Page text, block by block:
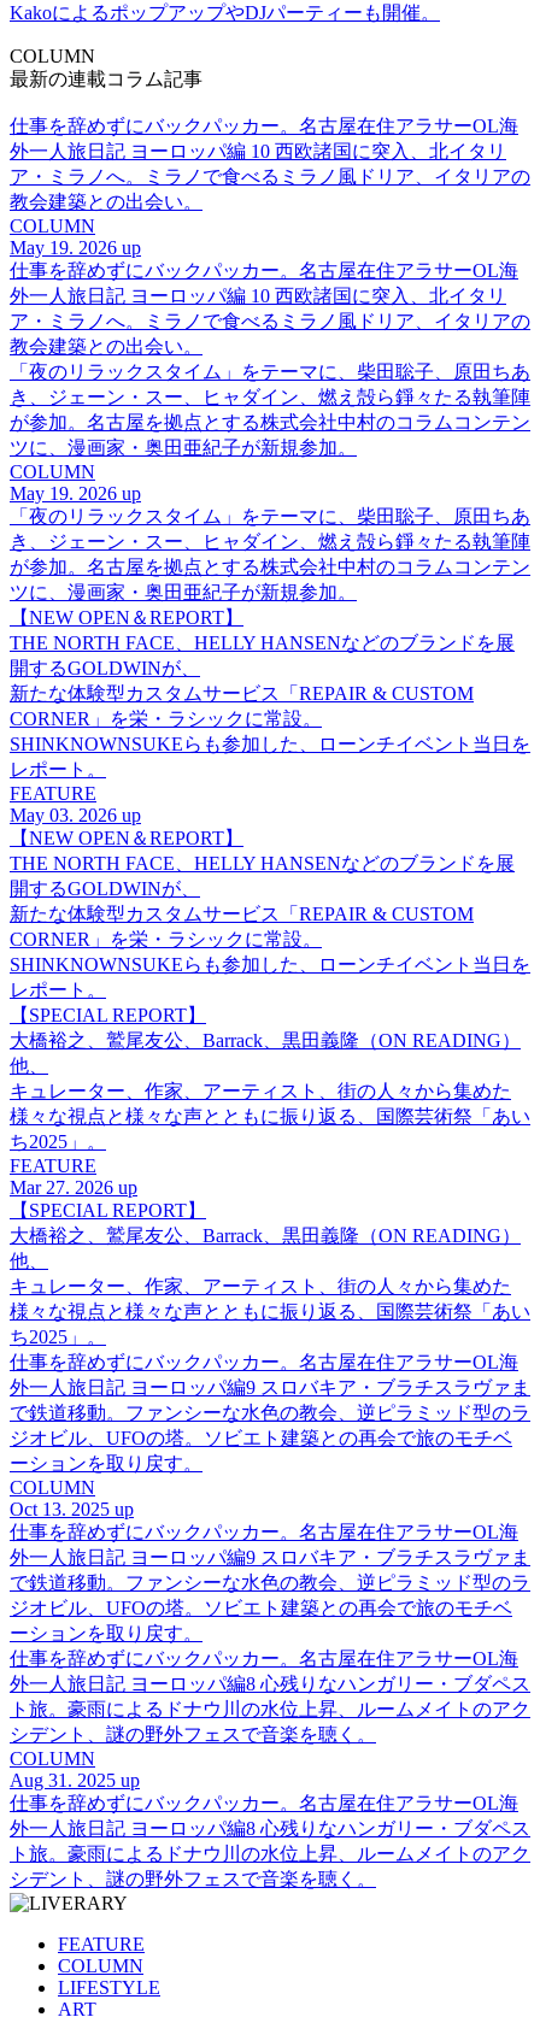
KakoによるポップアップやDJパーティーも開催。
COLUMN
最新の連載コラム記事
仕事を辞めずにバックパッカー。名古屋在住アラサーOL海
外一人旅日記 ヨーロッパ編 10 西欧諸国に突入、北イタリ
ア・ミラノへ。ミラノで食べるミラノ風ドリア、イタリアの
教会建築との出会い。
COLUMN
May 19. 2026 up
仕事を辞めずにバックパッカー。名古屋在住アラサーOL海
外一人旅日記 ヨーロッパ編 10 西欧諸国に突入、北イタリ
ア・ミラノへ。ミラノで食べるミラノ風ドリア、イタリアの
教会建築との出会い。
「夜のリラックスタイム」をテーマに、柴田聡子、原田ちあ
き、ジェーン・スー、ヒャダイン、燃え殻ら錚々たる執筆陣
が参加。名古屋を拠点とする株式会社中村のコラムコンテン
ツに、漫画家・奥田亜紀子が新規参加。
COLUMN
May 19. 2026 up
「夜のリラックスタイム」をテーマに、柴田聡子、原田ちあ
き、ジェーン・スー、ヒャダイン、燃え殻ら錚々たる執筆陣
が参加。名古屋を拠点とする株式会社中村のコラムコンテン
ツに、漫画家・奥田亜紀子が新規参加。
【NEW OPEN＆REPORT】
THE NORTH FACE、HELLY HANSENなどのブランドを展
開するGOLDWINが、
新たな体験型カスタムサービス「REPAIR & CUSTOM
CORNER」を栄・ラシックに常設。
SHINKNOWNSUKEらも参加した、ローンチイベント当日を
レポート。
FEATURE
May 03. 2026 up
【NEW OPEN＆REPORT】
THE NORTH FACE、HELLY HANSENなどのブランドを展
開するGOLDWINが、
新たな体験型カスタムサービス「REPAIR & CUSTOM
CORNER」を栄・ラシックに常設。
SHINKNOWNSUKEらも参加した、ローンチイベント当日を
レポート。
【SPECIAL REPORT】
大橋裕之、鷲尾友公、Barrack、黒田義隆（ON READING）
他、
キュレーター、作家、アーティスト、街の人々から集めた
様々な視点と様々な声とともに振り返る、国際芸術祭「あい
ち2025」。
FEATURE
Mar 27. 2026 up
【SPECIAL REPORT】
大橋裕之、鷲尾友公、Barrack、黒田義隆（ON READING）
他、
キュレーター、作家、アーティスト、街の人々から集めた
様々な視点と様々な声とともに振り返る、国際芸術祭「あい
ち2025」。
仕事を辞めずにバックパッカー。名古屋在住アラサーOL海
外一人旅日記 ヨーロッパ編9 スロバキア・ブラチスラヴァま
で鉄道移動。ファンシーな水色の教会、逆ピラミッド型のラ
ジオビル、UFOの塔。ソビエト建築との再会で旅のモチベ
ーションを取り戻す。
COLUMN
Oct 13. 2025 up
仕事を辞めずにバックパッカー。名古屋在住アラサーOL海
外一人旅日記 ヨーロッパ編9 スロバキア・ブラチスラヴァま
で鉄道移動。ファンシーな水色の教会、逆ピラミッド型のラ
ジオビル、UFOの塔。ソビエト建築との再会で旅のモチベ
ーションを取り戻す。
仕事を辞めずにバックパッカー。名古屋在住アラサーOL海
外一人旅日記 ヨーロッパ編8 心残りなハンガリー・ブダペス
ト旅。豪雨によるドナウ川の水位上昇、ルームメイトのアク
シデント、謎の野外フェスで音楽を聴く。
COLUMN
Aug 31. 2025 up
仕事を辞めずにバックパッカー。名古屋在住アラサーOL海
外一人旅日記 ヨーロッパ編8 心残りなハンガリー・ブダペス
ト旅。豪雨によるドナウ川の水位上昇、ルームメイトのアク
シデント、謎の野外フェスで音楽を聴く。
FEATURE
COLUMN
LIFESTYLE
ART